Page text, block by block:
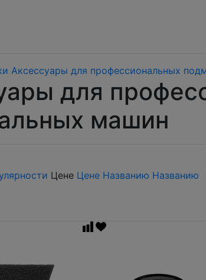
Аксессуары для профессиональных
для
машин
Цене Цене Названию Названию